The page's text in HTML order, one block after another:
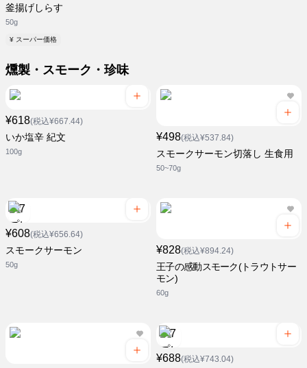
釜揚げしらす
50g
¥ スーパー価格
燻製・スモーク・珍味
¥618(税込¥667.44)
いか塩辛 紀文
100g
¥498(税込¥537.84)
スモークサーモン切落し 生食用
50~70g
¥608(税込¥656.64)
スモークサーモン
50g
¥828(税込¥894.24)
王子の感動スモーク(トラウトサー
モン)
60g
¥688(税込¥743.04)